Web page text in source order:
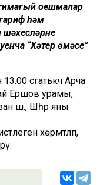
оешмалар
һәм
“Хәтер өмәсе”
сәгатькәчә Арча
Ершов урамы,
ш., Шәһәр яны
хөрмәтләп,